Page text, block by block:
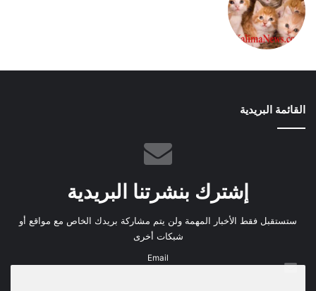
القائمة البريدية
إشترك بنشرتنا البريدية
ستستقبل فقط الأخبار المهمة ولن يتم مشاركة بريدك الخاص مع مواقع أو
شبكات أخرى
Email